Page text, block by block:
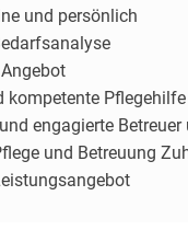
und persönlich
kompetente Pflegehilfe
engagierte Betreuer
und Betreuung